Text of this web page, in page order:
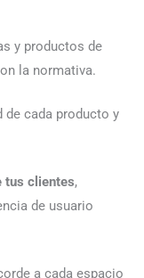
y productos de
la normativa.
de cada producto y
tus clientes,
de usuario
a cada espacio